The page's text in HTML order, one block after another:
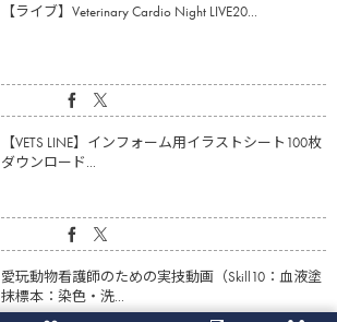
【ライブ】Veterinary Cardio Night LIVE20...
【VETS LINE】インフォーム用イラストシート100枚
ダウンロード...
愛玩動物看護師のための実技動画（Skill10：血液塗
抹標本：染色・洗...